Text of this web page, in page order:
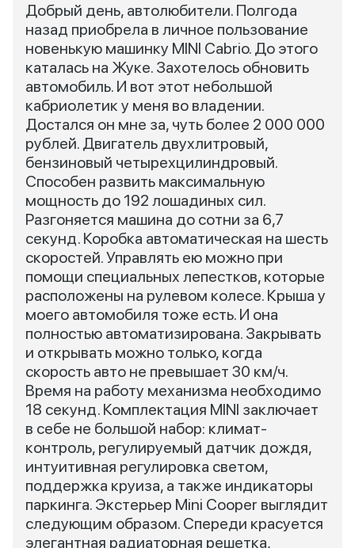
Добрый день, автолюбители. Полгода
назад приобрела в личное пользование
новенькую машинку MINI Cabrio. До этого
каталась на Жуке. Захотелось обновить
автомобиль. И вот этот небольшой
кабриолетик у меня во владении.
Достался он мне за, чуть более 2 000 000
рублей. Двигатель двухлитровый,
бензиновый четырехцилиндровый.
Способен развить максимальную
мощность до 192 лошадиных сил.
Разгоняется машина до сотни за 6,7
секунд. Коробка автоматическая на шесть
скоростей. Управлять ею можно при
помощи специальных лепестков, которые
расположены на рулевом колесе. Крыша у
моего автомобиля тоже есть. И она
полностью автоматизирована. Закрывать
и открывать можно только, когда
скорость авто не превышает 30 км/ч.
Время на работу механизма необходимо
18 секунд. Комплектация MINI заключает
в себе не большой набор: климат-
контроль, регулируемый датчик дождя,
интуитивная регулировка светом,
поддержка круиза, а также индикаторы
паркинга. Экстерьер Mini Cooper выглядит
следующим образом. Спереди красуется
элегантная радиаторная решетка,